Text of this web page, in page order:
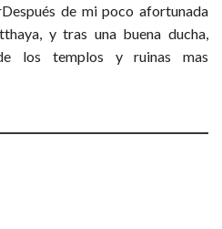
de mi poco afortunada
y tras una buena ducha,
los templos y ruinas mas